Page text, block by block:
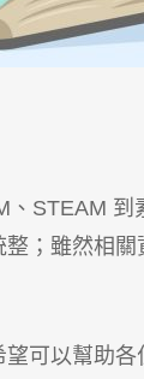
STEAM
；雖然相
可以幫助